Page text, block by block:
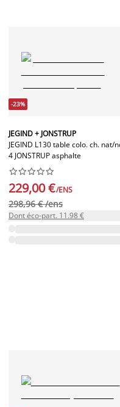
-23%
JEGIND + JONSTRUP
JEGIND L130 table colo. ch. nat/
4 JONSTRUP asphalte






229,00 €/ENS
298,96 € /ens
Dont éco-part. 11.98 €